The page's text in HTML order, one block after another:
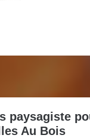
paysagiste
Au Bois